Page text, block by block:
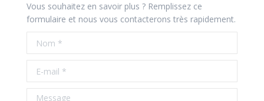
Vous souhaitez en savoir plus ? Remplissez ce
formulaire et nous vous contacterons très rapidement.
Nom *
E-mail *
Message